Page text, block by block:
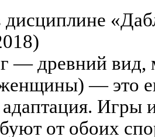
дисциплине
— древний вид,
— это
Игры
от обоих